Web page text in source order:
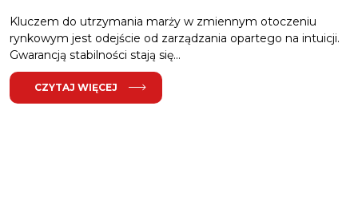
Kluczem do utrzymania marży w zmiennym otoczeniu
rynkowym jest odejście od zarządzania opartego na intuicji.
Gwarancją stabilności stają się...
CZYTAJ WIĘCEJ